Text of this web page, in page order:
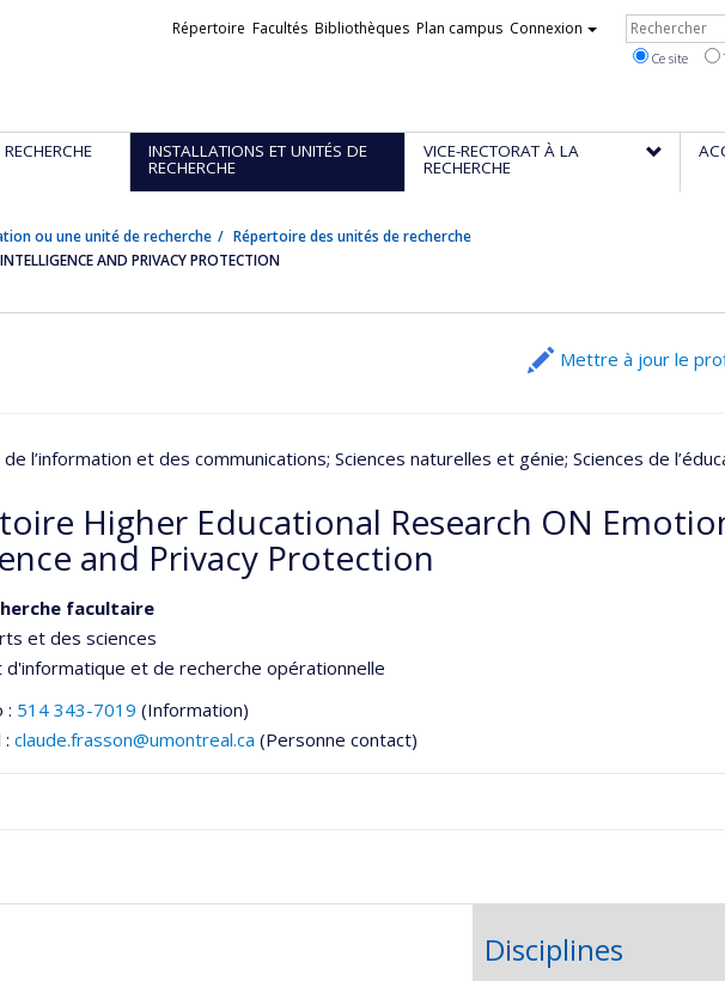
Liens
Répertoire Facultés Bibliothèques Plan campus Connexion
Ce site
INSTALLATIONS ET UNITÉS DE
RECHERCHE
VICE-RECTORAT À LA
RECHERCHE
ou une unité de recherche
Répertoire des unités de recherche
AND PRIVACY PROTECTION
Mettre à jour le
l’information et des communications; Sciences naturelles et génie; Sciences de
Higher Educational Research ON
and Privacy Protection
facultaire
et des sciences
et de recherche opérationnelle
: 514 343-7019 (Information)
claude.frasson@umontreal.ca (Personne contact)
Disciplines